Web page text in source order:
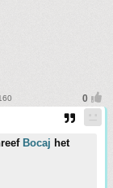
Bocaj het